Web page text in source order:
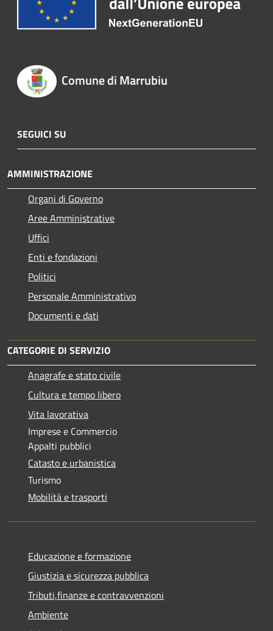
Comune di Marrubiu
SEGUICI SU
AMMINISTRAZIONE
Organi di Governo
Aree Amministrative
Uffici
Enti e fondazioni
Politici
Personale Amministrativo
Documenti e dati
CATEGORIE DI SERVIZIO
Anagrafe e stato civile
Cultura e tempo libero
Vita lavorativa
Imprese e Commercio
Appalti pubblici
Catasto e urbanistica
Turismo
Mobilità e trasporti
Educazione e formazione
Giustizia e sicurezza pubblica
Tributi,finanze e contravvenzioni
Ambiente